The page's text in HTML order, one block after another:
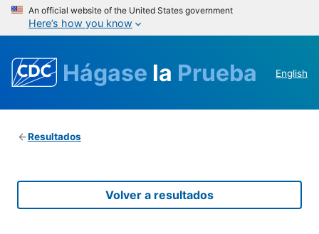
An official website of the United States government
Here’s how you know
Hágase la Prueba English
Resultados
Volver a resultados